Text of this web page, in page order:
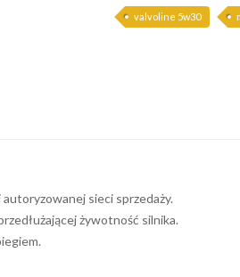
valvoline 5w30
sieci sprzedaży.
żywotność silnika.